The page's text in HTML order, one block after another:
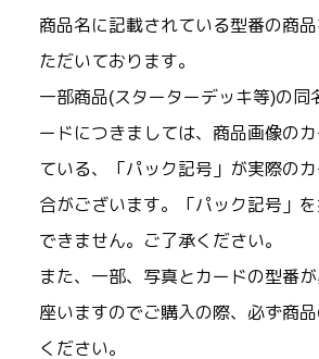
商品名に記載されている型番の商
ただいております。
一部商品(スターターデッキ等)の同
ードにつきましては、商品画像の
ている、「パック記号」が実際の
合がございます。「パック記号」
できません。ご了承ください。
また、一部、写真とカードの型番
座いますのでご購入の際、必ず商
ください。